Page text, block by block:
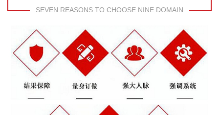
SEVEN REASONS TO CHOOSE NINE DOMAIN